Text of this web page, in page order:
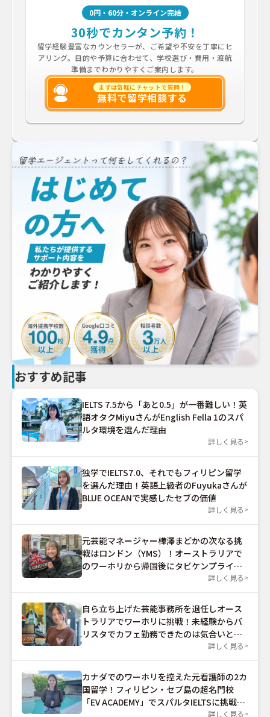
0円・60分・オンライン完結
30秒でカンタン予約！
留学経験豊富なカウンセラーが、ご希望や不安を丁寧にヒ
アリング。目的や予算に合わせて、学校選び・費用・渡航
準備までわかりやすくご案内します。
まずは気軽にチャットで質問！
無料で留学相談する
おすすめ記事
IELTS 7.5から「あと0.5」が一番難しい！英
語オタクMiyuさんがEnglish Fella 1のスパ
ルタ環境を選んだ理由
詳しく見る
独学でIELTS7.0、それでもフィリピン留学
を選んだ理由！英語上級者のFuyukaさんが
BLUE OCEANで実感したセブの価値
詳しく見る
元芸能マネージャー樺澤まどかの次なる挑
戦はロンドン（YMS）！オーストラリアで
のワーホリから帰国後にタビケンプライム
詳しく見る
自ら立ち上げた芸能事務所を退任しオース
トラリアでワーホリに挑戦！未経験からバ
リスタでカフェ勤務できたのは気合いと根
詳しく見る
カナダでのワーホリを控えた元看護師の2カ
国留学！フィリピン・セブ島の超名門校
「EV ACADEMY」でスパルタIELTSに挑戦す
詳しく見る